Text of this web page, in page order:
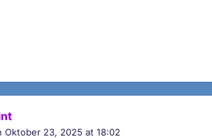
Oktober 23, 2025 at 18:02